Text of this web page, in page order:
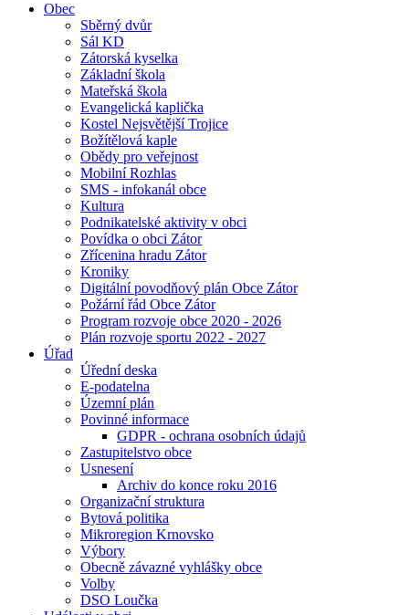
Obec
Sběrný dvůr
Sál KD
Zátorská kyselka
Základní škola
Mateřská škola
Evangelická kaplička
Kostel Nejsvětější Trojice
Božítělová kaple
Obědy pro veřejnost
Mobilní Rozhlas
SMS - infokanál obce
Kultura
Podnikatelské aktivity v obci
Povídka o obci Zátor
Zřícenina hradu Zátor
Kroniky
Digitální povodňový plán Obce Zátor
Požární řád Obce Zátor
Program rozvoje obce 2020 - 2026
Plán rozvoje sportu 2022 - 2027
Úřad
Úřední deska
E-podatelna
Územní plán
Povinné informace
GDPR - ochrana osobních údajů
Zastupitelstvo obce
Usnesení
Archiv do konce roku 2016
Organizační struktura
Bytová politika
Mikroregion Krnovsko
Výbory
Obecně závazné vyhlášky obce
Volby
DSO Loučka